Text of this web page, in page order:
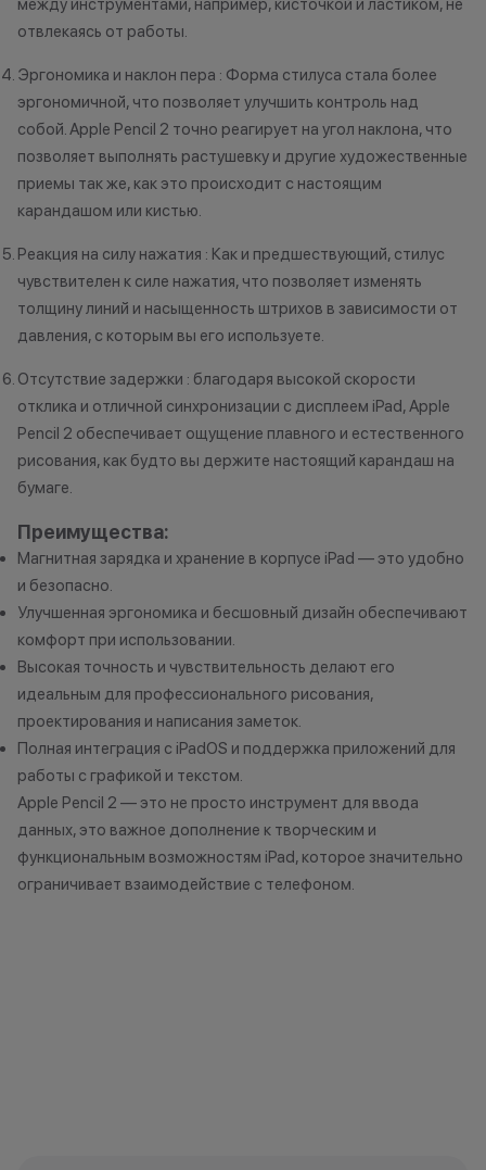
между инструментами, например, кисточкой и ластиком, не
отвлекаясь от работы.
Эргономика и наклон пера : Форма стилуса стала более
эргономичной, что позволяет улучшить контроль над
собой. Apple Pencil 2 точно реагирует на угол наклона, что
позволяет выполнять растушевку и другие художественные
приемы так же, как это происходит с настоящим
карандашом или кистью.
Реакция на силу нажатия : Как и предшествующий, стилус
чувствителен к силе нажатия, что позволяет изменять
толщину линий и насыщенность штрихов в зависимости от
давления, с которым вы его используете.
Отсутствие задержки : благодаря высокой скорости
отклика и отличной синхронизации с дисплеем iPad, Apple
Pencil 2 обеспечивает ощущение плавного и естественного
рисования, как будто вы держите настоящий карандаш на
бумаге.
Преимущества:
Магнитная зарядка и хранение в корпусе iPad — это удобно
и безопасно.
Улучшенная эргономика и бесшовный дизайн обеспечивают
комфорт при использовании.
Высокая точность и чувствительность делают его
идеальным для профессионального рисования,
проектирования и написания заметок.
Полная интеграция с iPadOS и поддержка приложений для
работы с графикой и текстом.
Apple Pencil 2 — это не просто инструмент для ввода
данных, это важное дополнение к творческим и
функциональным возможностям iPad, которое значительно
ограничивает взаимодействие с телефоном.